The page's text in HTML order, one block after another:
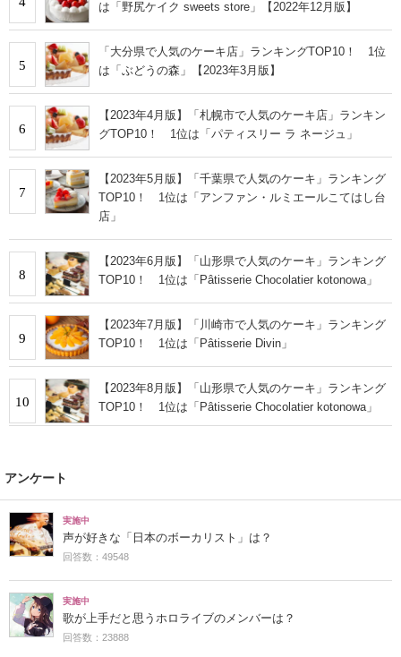
は「野尻ケイク sweets store」【2022年12月版】
5
「大分県で人気のケーキ店」ランキングTOP10！ 1位
は「ぶどうの森」【2023年3月版】
6
【2023年4月版】「札幌市で人気のケーキ店」ランキン
グTOP10！ 1位は「パティスリー ラ ネージュ」
7
【2023年5月版】「千葉県で人気のケーキ」ランキング
TOP10！ 1位は「アンファン・ルミエールこてはし台
店」
8
【2023年6月版】「山形県で人気のケーキ」ランキング
TOP10！ 1位は「Pâtisserie Chocolatier kotonowa」
9
【2023年7月版】「川崎市で人気のケーキ」ランキング
TOP10！ 1位は「Pâtisserie Divin」
10
【2023年8月版】「山形県で人気のケーキ」ランキング
TOP10！ 1位は「Pâtisserie Chocolatier kotonowa」
アンケート
実施中
声が好きな「日本のボーカリスト」は？
回答数：49548
実施中
歌が上手だと思うホロライブのメンバーは？
回答数：23888